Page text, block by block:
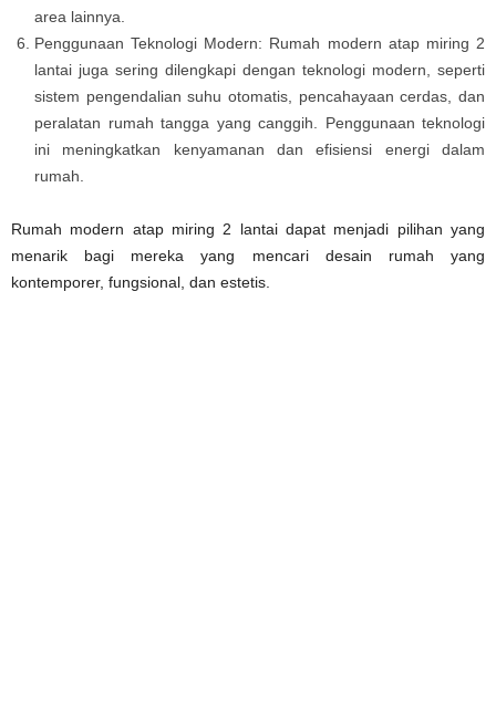
area lainnya.
Penggunaan Teknologi Modern: Rumah modern atap miring 2
lantai juga sering dilengkapi dengan teknologi modern, seperti
sistem pengendalian suhu otomatis, pencahayaan cerdas, dan
peralatan rumah tangga yang canggih. Penggunaan teknologi
ini meningkatkan kenyamanan dan efisiensi energi dalam
rumah.
Rumah modern atap miring 2 lantai dapat menjadi pilihan yang
menarik bagi mereka yang mencari desain rumah yang
kontemporer, fungsional, dan estetis.